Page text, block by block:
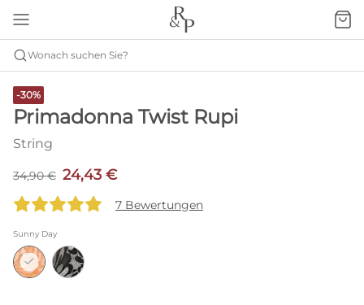
Wonach suchen Sie?
-30%
Primadonna Twist Rupi
String
34,90 € 24,43 €
7 Bewertungen
Sunny Day